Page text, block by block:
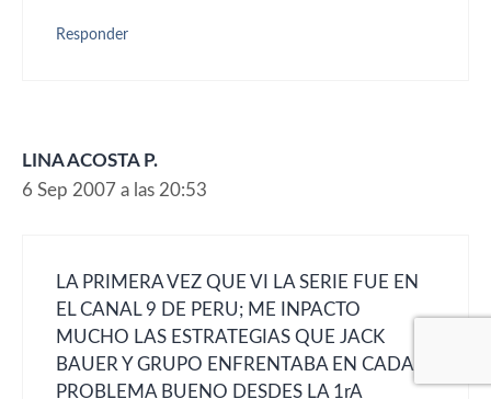
Responder
LINA ACOSTA P.
6 Sep 2007 a las 20:53
LA PRIMERA VEZ QUE VI LA SERIE FUE EN
EL CANAL 9 DE PERU; ME INPACTO
MUCHO LAS ESTRATEGIAS QUE JACK
BAUER Y GRUPO ENFRENTABA EN CADA
PROBLEMA BUENO DESDES LA 1rA